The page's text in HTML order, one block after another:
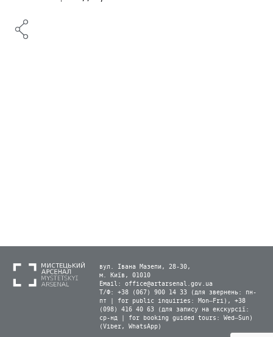
вул. Івана Мазепи, 28-30,
м. Київ, 01010
Email: office@artarsenal.gov.ua
Т/Ф: +38 (067) 900 14 33 (для звернень: пн-
пт | for public inquiries: Mon–Fri), +38
(098) 416 40 63 (для запису на екскурсії:
ср-нд | for booking guided tours: Wed–Sun)
(Viber, WhatsApp)